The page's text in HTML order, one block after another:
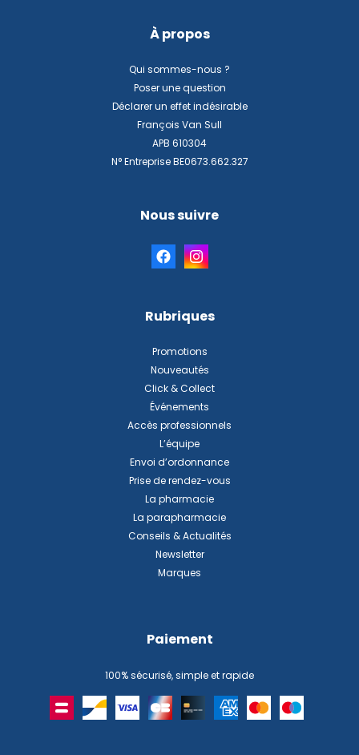
À propos
Qui sommes-nous ?
Poser une question
Déclarer un effet indésirable
François Van Sull
APB 610304
N° Entreprise BE0673.662.327
Nous suivre
Rubriques
Promotions
Nouveautés
Click & Collect
Événements
Accès professionnels
L’équipe
Envoi d’ordonnance
Prise de rendez-vous
La pharmacie
La parapharmacie
Conseils & Actualités
Newsletter
Marques
Paiement
100% sécurisé, simple et rapide